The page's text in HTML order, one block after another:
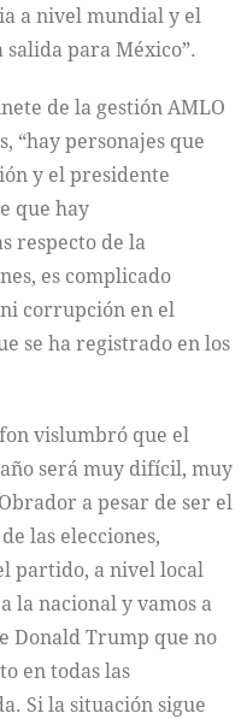
a nivel mundial y el
para México”.
de la gestión AMLO
“hay personajes que
y el presidente
que hay
respecto de la
es complicado
corrupción en el
se ha registrado en los
vislumbró que el
será muy difícil, muy
a pesar de ser el
las elecciones,
partido, a nivel local
la nacional y vamos a
Donald Trump que no
en todas las
Si la situación sigue